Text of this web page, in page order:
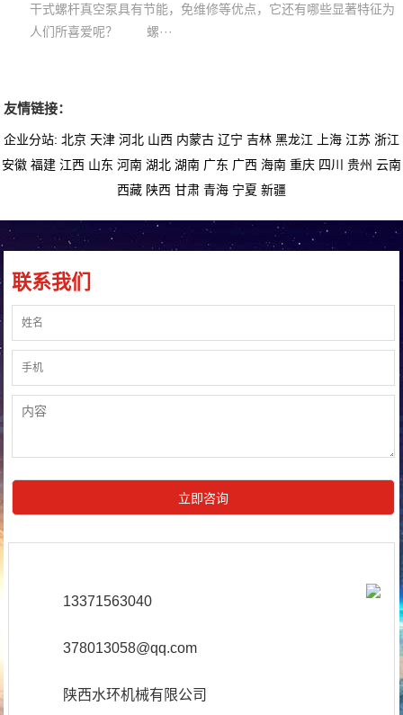
干式螺杆真空泵具有节能，免维修等优点，它还有哪些显著特征为
人们所喜爱呢？ 螺···
友情链接：
企业分站: 北京 天津 河北 山西 内蒙古 辽宁 吉林 黑龙江 上海 江苏 浙江
安徽 福建 江西 山东 河南 湖北 湖南 广东 广西 海南 重庆 四川 贵州 云南
西藏 陕西 甘肃 青海 宁夏 新疆
联系我们
13371563040
378013058@qq.com
陕西水环机械有限公司